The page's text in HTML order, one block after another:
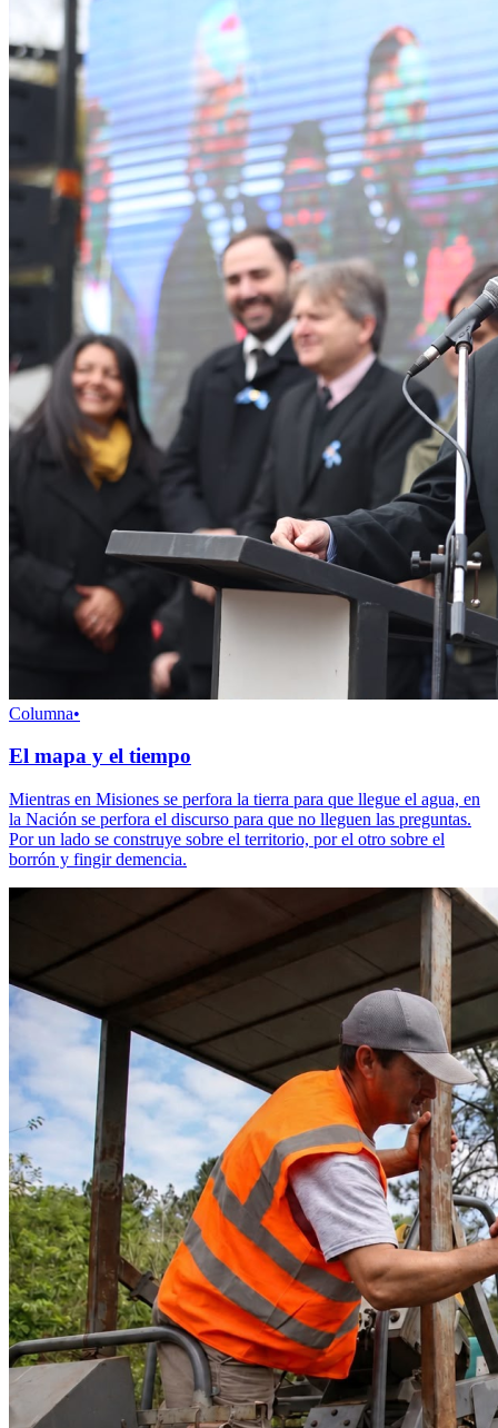
Columna•
El mapa y el tiempo
Mientras en Misiones se perfora la tierra para que llegue el agua, en
la Nación se perfora el discurso para que no lleguen las preguntas.
Por un lado se construye sobre el territorio, por el otro sobre el
borrón y fingir demencia.